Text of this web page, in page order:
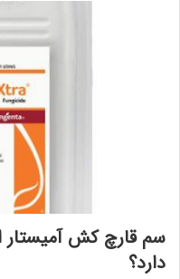
سم قارچ کش آمیستار
دارد؟